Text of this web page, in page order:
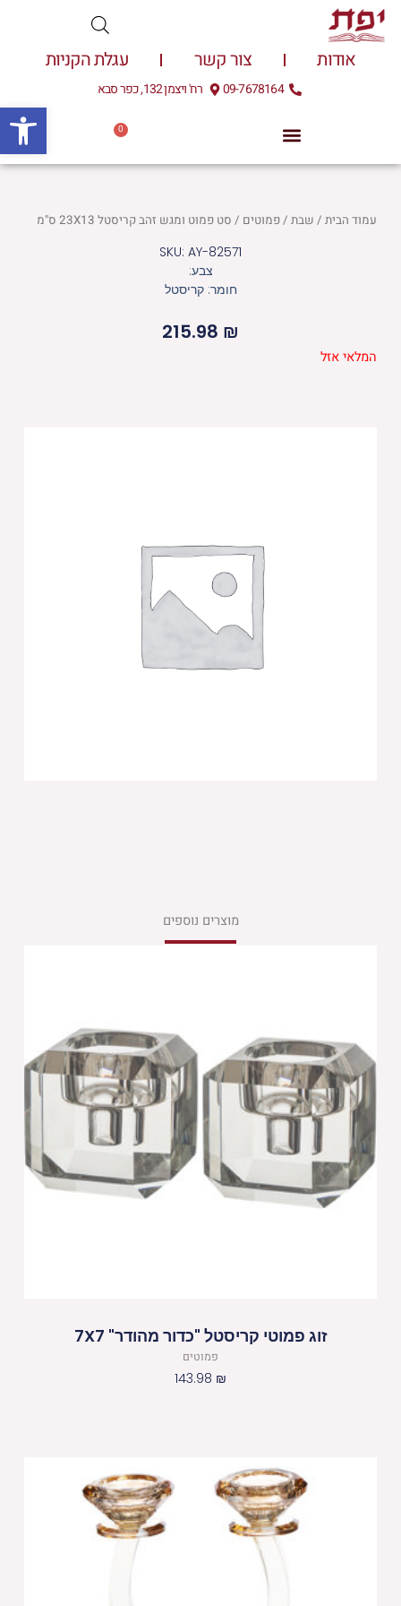
דילוג
לתוכן
אודות צור קשר עגלת הקניות
09-7678164 רח' ויצמן 132, כפר סבא
0
עגלת
עמוד הבית/ שבת/פמוטים / סט פמוט ומגש זהב קריסטל 23X13 ס"מ
SKU: AY-82571
צבע:
חומר: קריסטל
215.98 ₪
המלאי אזל
מוצרים נוספים
זוג פמוטי קריסטל "כדור מהודר" 7X7
פמוטים
143.98 ₪